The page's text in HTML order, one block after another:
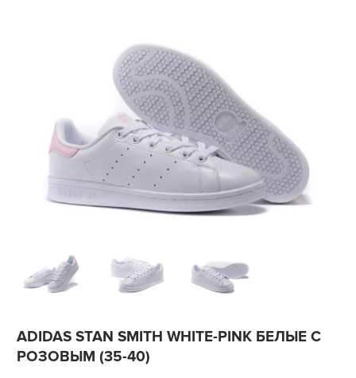
ADIDAS STAN SMITH WHITE-PINK БЕЛЫЕ С
РОЗОВЫМ (35-40)